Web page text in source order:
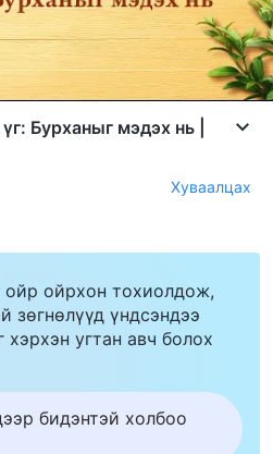
Бурханыг мэдэх нь |
Хуваалцах
ойрхон тохиолдож,
зөгнөлүүд үндсэндээ
угтан авч болох
бидэнтэй холбоо